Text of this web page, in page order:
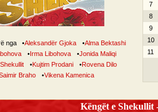
nga •Aleksandër Gjoka •Alma Bektashi
•Irma Libohova •Jonida Maliqi
•Kujtim Prodani •Rovena Dilo
Braho •Vikena Kamenica
7
8
9
10
11
Këngët e